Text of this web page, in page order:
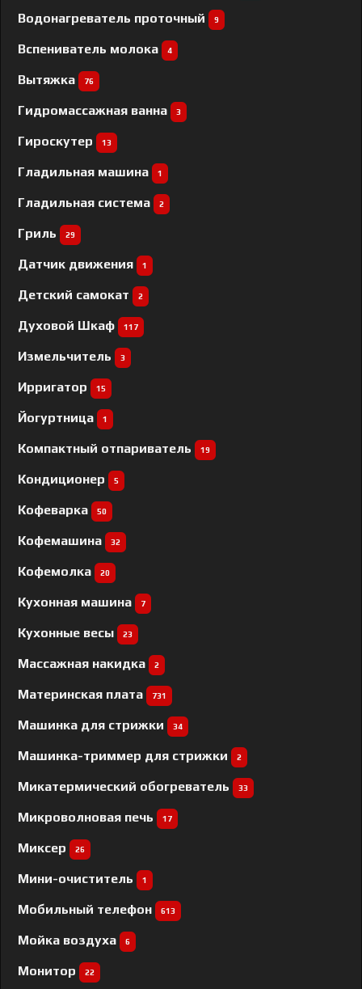
Водонагреватель проточный 9
Вспениватель молока 4
Вытяжка 76
Гидромассажная ванна 3
Гироскутер 13
Гладильная машина 1
Гладильная система 2
Гриль 29
Датчик движения 1
Детский самокат 2
Духовой Шкаф 117
Измельчитель 3
Ирригатор 15
Йогуртница 1
Компактный отпариватель 19
Кондиционер 5
Кофеварка 50
Кофемашина 32
Кофемолка 20
Кухонная машина 7
Кухонные весы 23
Массажная накидка 2
Материнская плата 731
Машинка для стрижки 34
Машинка-триммер для стрижки 2
Микатермический обогреватель 33
Микроволновая печь 17
Миксер 26
Мини-очиститель 1
Мобильный телефон 613
Мойка воздуха 6
Монитор 22